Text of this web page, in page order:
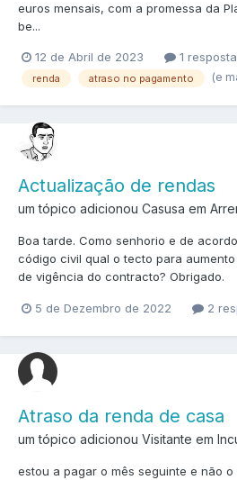
euros mensais, com a promessa da
be...
12 de Abril de 2023 1 resposta
renda atraso no pagamento (e
Actualização de rendas
um tópico adicionou Casusa em
Boa tarde. Como senhorio e de
código civil qual o tecto para
de vigência do contracto? Obrigado.
5 de Dezembro de 2022 2
Atraso da renda de casa
um tópico adicionou Visitante em
estou a pagar o mês seguinte e não